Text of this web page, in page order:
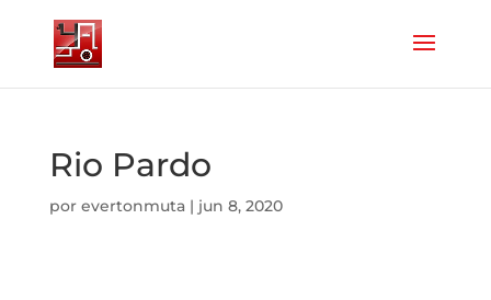
Rio Pardo
por evertonmuta| jun 8, 2020